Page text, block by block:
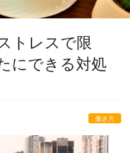
トレスで限
にできる対処
働き方